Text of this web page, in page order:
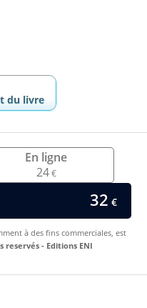
du livre
En ligne
24€
32 €
à des fins commerciales, est
reservés - Editions ENI